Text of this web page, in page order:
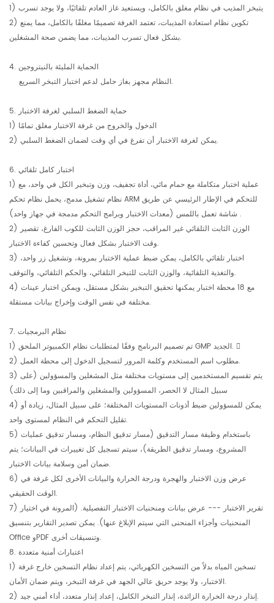
1) يتبخر المذيب في نظام مغلق بالكامل، ويستعيد غاز العادم تلقائيًا، ولا يوجد تسرب
2) تكوين نظام استعادة المذيبات، تعتمد الغرفة تصميمًا مغلقًا بالكامل، مما يمنع
بشكل فعال تسرب المذيبات، مما يضمن صحة المشغلين.
4. الحماية المليئة بالنيتروجين
النظام مجهز بغاز حامل لدعم اختبار التبخر السريع.
5. حماية الضغط السلبي لغرفة الاختبار
1) الدخول والخروج من غرفة الاختبار مغلق تمامًا
2) يمكن لغرفة الاختبار أن تفرغ في أي وقت لضمان الضغط السلبي.
6. اختبار كامل تلقائي
1) عملية اختبار متكاملة مع حمام مائي، أداة تجفيف، وزن وتبخير الكل في واحد، مع
نظام تشغيل مدمج، يحمل نظام تحكم ARM للتحكم في الإطار الرئيسي عن طريق
شاشة تعمل باللمس (معدات الاختبار وبرامج التحكم مدمجة في جهاز واحد) .
2) الوزن الثابت التلقائي غير المراقب، حجز الوزن الثابت للكوب الفارغ، تقصير
وقت الاختبار بشكل فعال وتحسين كفاءة الاختبار.
3) اختبار تلقائي بالكامل، يمكن ضبط عملية الاختبار بمرونة، وتشغيل زر واحد،
والتغذية التلقائية، والوزن الثابت للتبخر التلقائي، والحكم التلقائي، والتوقف.
4) مع 18 محطة اختبار يمكنها تحقيق التبخير بشكل مستقل، ويمكن اختبار عينات
مختلفة في نفس الوقت وإخراج بيانات مستقلة.
7. نظام البرمجيات
1) تم تصميم البرنامج وفقًا لمتطلبات نظام الكمبيوتر الملحق GMP الجديد. 
2) مطلوب اسم المستخدم وكلمة المرور لتسجيل الدخول إلى محطة العمل.
3) يتم تقسيم المستخدمين إلى مستويات مختلفة مثل المشغلين والمسؤولين (على
سبيل المثال لا الحصر، المسؤولين والمشغلين والمراقبين وما إلى ذلك)
4) يمكن للمسؤولين ضبط أذونات المستويات المختلفة؛ على سبيل المثال، زيادة أو
تقليل التحكم في النظام لمستوى واحد.
5) باستخدام وظيفة مسار التدقيق (مسار تدقيق النظام، ومسار تدقيق عمليات
المشروع، ومسار تدقيق الطريقة)، سيتم تسجيل كل تغييرات في البيانات؛ يتم
ضمان أمن وسلامة بيانات الاختبار.
6) عرض وزن الاختبار والهجرة ودرجة الحرارة والبيانات الأخرى لكل غرفة في
الوقت الحقيقي.
7) تقرير الاختبار --- عرض بيانات ومنحنيات الاختبار التفصيلية. (المرونة في اختيار
المنحنيات وأجزاء المنحنى التي سيتم الإبلاغ عنها). يمكن تصدير التقارير بتنسيق
Office وPDF وتنسيقات أخرى.
8. اعتبارات أمنية متعددة
1) تسخين المياه بدلاً من التسخين الكهربائي، يتم إعداد نظام التسخين خارج غرفة
الاختبار، ولا يوجد حريق عالي الجهد في غرفة التبخر، ويتم ضمان الأمان.
2) إنذار درجة الحرارة الزائدة، إنذار التبخر الكامل، إعداد إنذار متعدد، أداء أمني جيد.